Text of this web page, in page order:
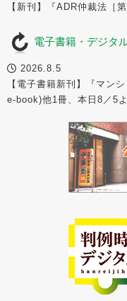
【新刊】『ADR仲裁法［
電子書籍・デジタ
2026.8.5
【電子書籍新刊】『マン
e-book)他1冊、本日8／5